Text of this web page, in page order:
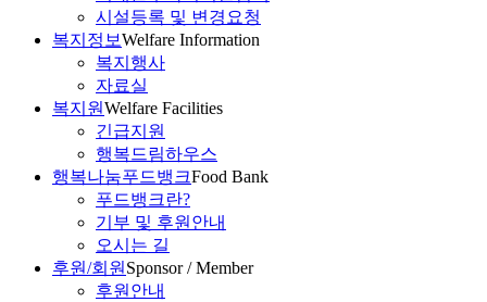
시설등록 및 변경요청
복지정보Welfare Information
복지행사
자료실
복지원Welfare Facilities
긴급지원
행복드림하우스
행복나눔푸드뱅크Food Bank
푸드뱅크란?
기부 및 후원안내
오시는 길
후원/회원 Sponsor / Member
후원안내